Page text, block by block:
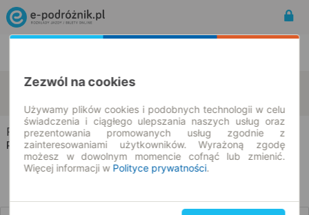
Przysucha Nieświń
Przysucha → Nieświń
Rozkład jazdy i bilety
Zezwól na cookies
Używamy plików cookies i podobnych technologii w celu
świadczenia i ciągłego ulepszania naszych usług oraz
prezentowania promowanych usług zgodnie z
zainteresowaniami użytkowników. Wyrażoną zgodę
możesz w dowolnym momencie cofnąć lub zmienić.
Więcej informacji w Polityce prywatności.